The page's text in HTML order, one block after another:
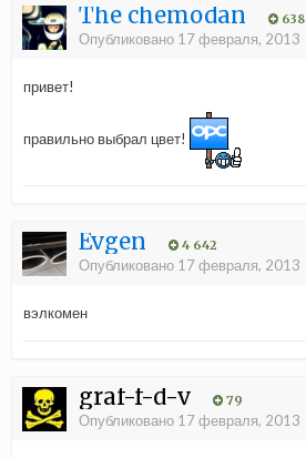
The chemodan 638
Опубликовано 17 февраля, 2013
привет!
правильно выбрал цвет!
Evgen 4 642
Опубликовано 17 февраля, 2013
вэлкомен
graf-f-d-v 79
Опубликовано 17 февраля, 2013